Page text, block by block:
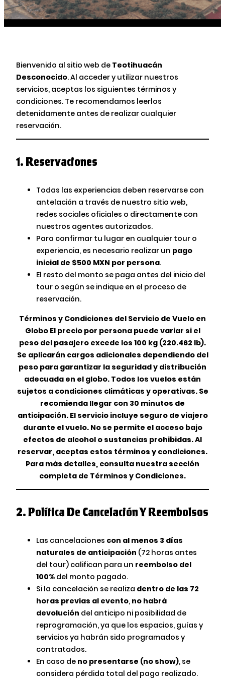
Bienvenido al sitio web de Teotihuacán
Desconocido. Al acceder y utilizar nuestros
servicios, aceptas los siguientes términos y
condiciones. Te recomendamos leerlos
detenidamente antes de realizar cualquier
reservación.
1. Reservaciones
Todas las experiencias deben reservarse con
antelación a través de nuestro sitio web,
redes sociales oficiales o directamente con
nuestros agentes autorizados.
Para confirmar tu lugar en cualquier tour o
experiencia, es necesario realizar un pago
inicial de $500 MXN por persona.
El resto del monto se paga antes del inicio del
tour o según se indique en el proceso de
reservación.
Términos y Condiciones del Servicio de Vuelo en
Globo El precio por persona puede variar si el
peso del pasajero excede los 100 kg (220.462 lb).
Se aplicarán cargos adicionales dependiendo del
peso para garantizar la seguridad y distribución
adecuada en el globo. Todos los vuelos están
sujetos a condiciones climáticas y operativas. Se
recomienda llegar con 30 minutos de
anticipación. El servicio incluye seguro de viajero
durante el vuelo. No se permite el acceso bajo
efectos de alcohol o sustancias prohibidas. Al
reservar, aceptas estos términos y condiciones.
Para más detalles, consulta nuestra sección
completa de Términos y Condiciones.
2.Política De Cancelación Y Reembolsos
Las cancelaciones con al menos 3 días
naturales de anticipación (72 horas antes
del tour) califican para un reembolso del
100% del monto pagado.
Si la cancelación se realiza dentro de las 72
horas previas al evento, no habrá
devolución del anticipo ni posibilidad de
reprogramación, ya que los espacios, guías y
servicios ya habrán sido programados y
contratados.
En caso de no presentarse (no show), se
considera pérdida total del pago realizado.